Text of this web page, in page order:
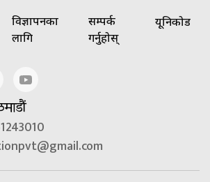
विज्ञापनका
लागि
सम्पर्क
गर्नुहोस्
यूनिकोड